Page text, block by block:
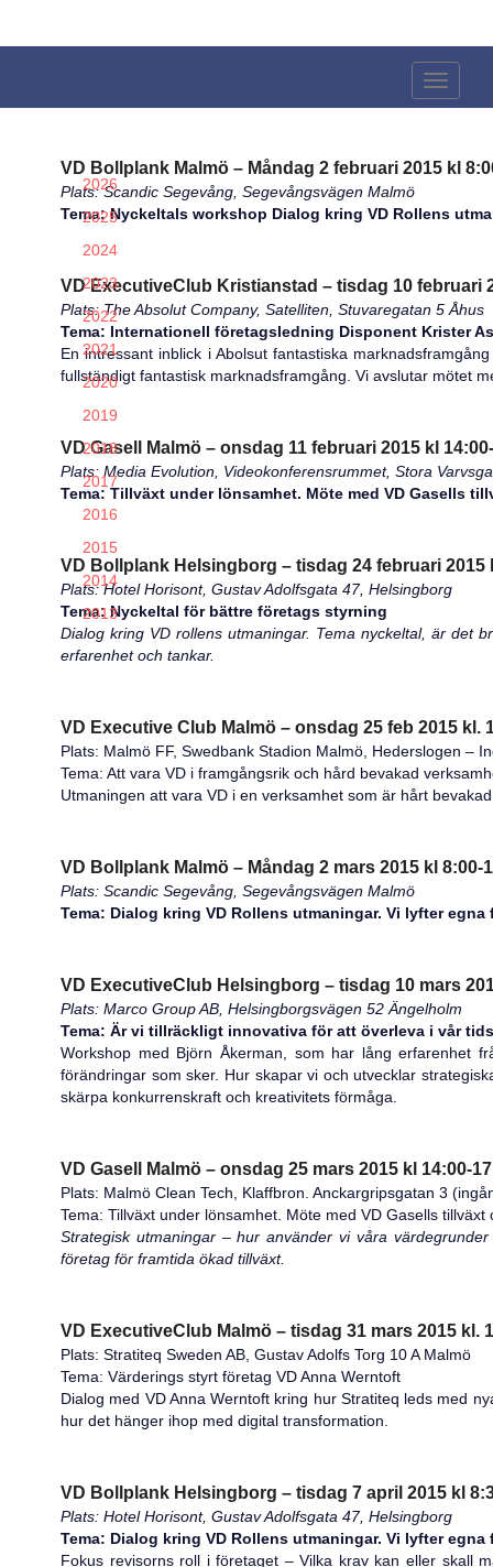
Toggle
2026
2025
2024
2023
2022
2021
2020
2019
2018
2017
2016
2015
2014
2013
VD Bollplank Malmö – Måndag 2 februari 2015 kl
Plats: Scandic Segevång, Segevångsvägen Malmö
Tema: Nyckeltals workshop Dialog kring VD Rollens
VD ExecutiveClub Kristianstad – tisdag 10 februari
Plats: The Absolut Company, Satelliten, Stuvaregatan 5 Åhus
Tema: Internationell företagsledning Disponent Krister
En intressant inblick i Abolsut fantastiska
fullständigt fantastisk marknadsframgång. Vi avslutar mötet
VD Gasell Malmö – onsdag 11 februari 2015 kl
Plats: Media Evolution, Videokonferensrummet, Stora
Tema: Tillväxt under lönsamhet. Möte med VD Gasells
VD Bollplank Helsingborg – tisdag 24 februari 2015
Plats: Hotel Horisont, Gustav Adolfsgata 47, Helsingborg
Tema: Nyckeltal för bättre företags styrning
Dialog kring VD rollens utmaningar. Tema nyckeltal, är det
erfarenhet och tankar.
VD Executive Club Malmö – onsdag 25 feb 2015 kl.
Plats: Malmö FF, Swedbank Stadion Malmö, Hederslogen –
Tema: Att vara VD i framgångsrik och hård bevakad
Utmaningen att vara VD i en verksamhet som är hårt
VD Bollplank Malmö – Måndag 2 mars 2015 kl 8:00-
Plats: Scandic Segevång, Segevångsvägen Malmö
Tema: Dialog kring VD Rollens utmaningar. Vi lyfter
VD ExecutiveClub Helsingborg – tisdag 10 mars
Plats: Marco Group AB, Helsingborgsvägen 52 Ängelholm
Tema: Är vi tillräckligt innovativa för att överleva i vår
Workshop med Björn Åkerman, som har lång erfarenhet
förändringar som sker. Hur skapar vi och utvecklar
skärpa konkurrenskraft och kreativitets förmåga.
VD Gasell Malmö – onsdag 25 mars 2015 kl 14:00-
Plats: Malmö Clean Tech, Klaffbron. Anckargripsgatan 3
Tema: Tillväxt under lönsamhet. Möte med VD Gasells tillväxt
Strategisk utmaningar – hur använder vi våra
företag för framtida ökad tillväxt.
VD ExecutiveClub Malmö – tisdag 31 mars 2015 kl.
Plats: Stratiteq Sweden AB, Gustav Adolfs Torg 10 A Malmö
Tema: Värderings styrt företag VD Anna Werntoft
Dialog med VD Anna Werntoft kring hur Stratiteq leds med
hur det hänger ihop med digital transformation.
VD Bollplank Helsingborg – tisdag 7 april 2015 kl
Plats: Hotel Horisont, Gustav Adolfsgata 47, Helsingborg
Tema: Dialog kring VD Rollens utmaningar. Vi lyfter
Fokus revisorns roll i företaget – Vilka krav kan eller skall